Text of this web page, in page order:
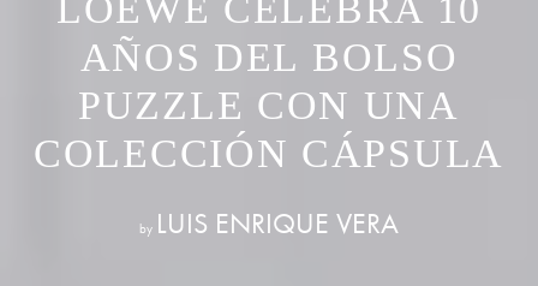
LOEWE CELEBRA 10
AÑOS DEL BOLSO
PUZZLE CON UNA
COLECCIÓN CÁPSULA
by LUIS ENRIQUE VERA